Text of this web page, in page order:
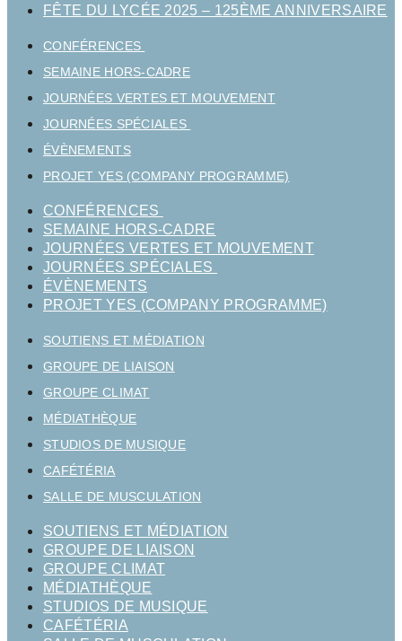
FÊTE DU LYCÉE 2025 – 125ÈME ANNIVERSAIRE
CONFÉRENCES
SEMAINE HORS-CADRE
JOURNÉES VERTES ET MOUVEMENT
JOURNÉES SPÉCIALES
ÉVÈNEMENTS
PROJET YES (COMPANY PROGRAMME)
CONFÉRENCES
SEMAINE HORS-CADRE
JOURNÉES VERTES ET MOUVEMENT
JOURNÉES SPÉCIALES
ÉVÈNEMENTS
PROJET YES (COMPANY PROGRAMME)
SOUTIENS ET MÉDIATION
GROUPE DE LIAISON
GROUPE CLIMAT
MÉDIATHÈQUE
STUDIOS DE MUSIQUE
CAFÉTÉRIA
SALLE DE MUSCULATION
SOUTIENS ET MÉDIATION
GROUPE DE LIAISON
GROUPE CLIMAT
MÉDIATHÈQUE
STUDIOS DE MUSIQUE
CAFÉTÉRIA